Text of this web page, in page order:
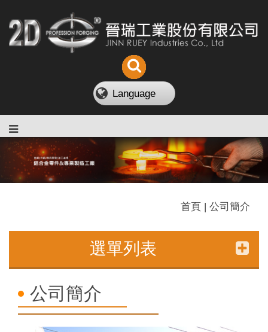
Language
首頁 | 公司簡介
選單列表
公司簡介